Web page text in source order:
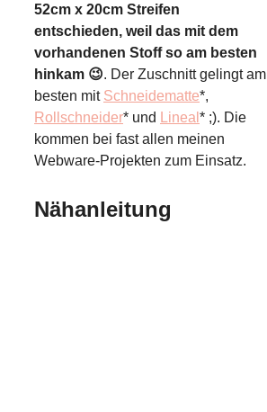
52cm x 20cm Streifen
entschieden, weil das mit dem
vorhandenen Stoff so am besten
hinkam 😉. Der Zuschnitt gelingt am
besten mit Schneidematte*,
Rollschneider* und Lineal * ;). Die
kommen bei fast allen meinen
Webware-Projekten zum Einsatz.
Nähanleitung